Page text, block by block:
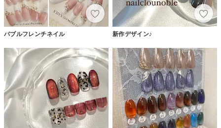
バブルフレンチネイル 新作デザイン♪